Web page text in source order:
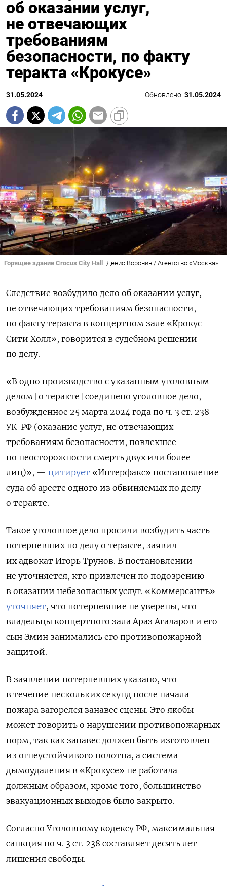
об оказании услуг,
не отвечающих
требованиям
безопасности, по факту
теракта «Крокусе»
31.05.2024 Обновлено: 31.05.2024
Горящее здание Crocus City Hall Денис Воронин / Агентство «Москва»
Следствие возбудило дело об оказании услуг,
не отвечающих требованиям безопасности,
по факту теракта в концертном зале «Крокус
Сити Холл», говорится в судебном решении
по делу.
«В одно производство с указанным уголовным
делом [о теракте] соединено уголовное дело,
возбужденное 25 марта 2024 года по ч. 3 ст. 238
УК РФ (оказание услуг, не отвечающих
требованиям безопасности, повлекшее
по неосторожности смерть двух или более
лиц)», — цитирует «Интерфакс» постановление
суда об аресте одного из обвиняемых по делу
о теракте.
Такое уголовное дело просили возбудить часть
потерпевших по делу о теракте, заявил
их адвокат Игорь Трунов. В постановлении
не уточняется, кто привлечен по подозрению
в оказании небезопасных услуг. «Коммерсантъ»
уточняет, что потерпевшие не уверены, что
владельцы концертного зала Араз Агаларов и его
сын Эмин занимались его противопожарной
защитой.
В заявлении потерпевших указано, что
в течение нескольких секунд послe начала
пожара загорелся занавес сцены. Это якобы
может говорить о нарушении противопожарных
норм, так как занавес должен быть изготовлен
из огнеустойчивого полотна, а система
дымоудаления в «Крокусе» не работала
должным образом, кроме того, большинство
эвакуационных выходов было закрыто.
Согласно Уголовному кодексу РФ, максимальная
санкция по ч. 3 ст. 238 составляет десять лет
лишения свободы.